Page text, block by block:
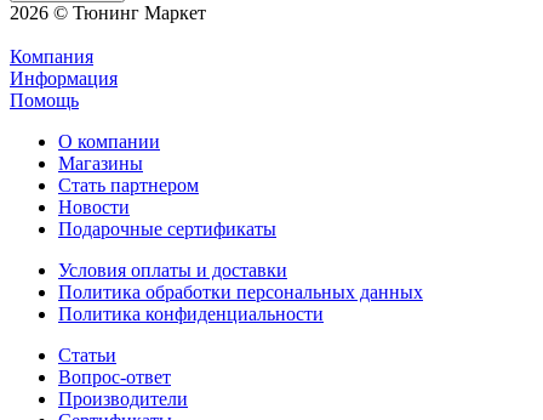
2026 © Тюнинг Маркет
Компания
Информация
Помощь
О компании
Магазины
Стать партнером
Новости
Подарочные сертификаты
Условия оплаты и доставки
Политика обработки персональных данных
Политика конфиденциальности
Статьи
Вопрос-ответ
Производители